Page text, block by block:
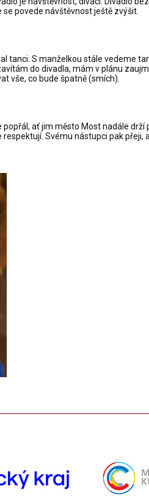
povede návštěvnost ještě zvýšit.
tanci. S manželkou stále vedeme
do divadla, mám v plánu
vše, co bude špatně (smích).
ať jim město Most nadále drží
Svému nástupci pak přeji,